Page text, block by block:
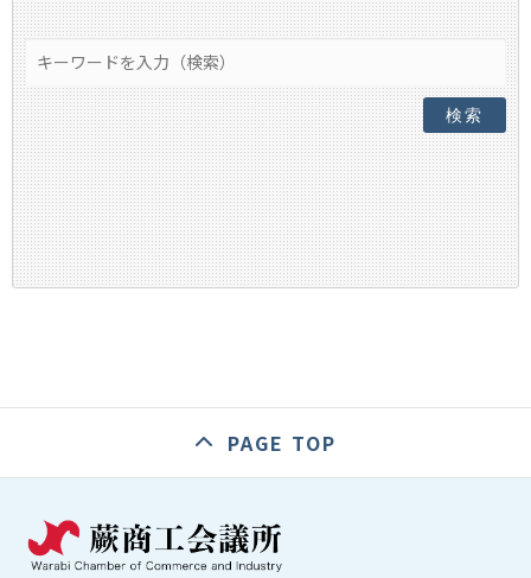
検索
PAGE TOP